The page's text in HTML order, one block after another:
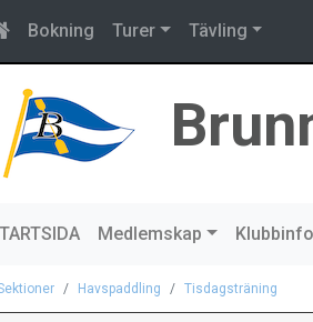
Bokning Turer Tävling
Medlemskap Klubbinfo
Havspaddling Tisdagsträning